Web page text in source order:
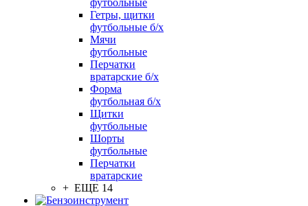
футбольные
Гетры, щитки
футбольные б/х
Мячи
футбольные
Перчатки
вратарские б/х
Форма
футбольная б/х
Щитки
футбольные
Шорты
футбольные
Перчатки
вратарские
+ ЕЩЕ 14